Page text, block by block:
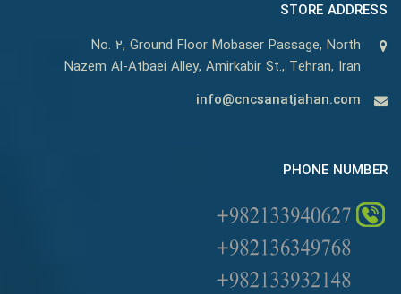
STORE ADDRESS
No. 2, Ground Floor Mobaser Passage, North
Nazem Al-Atbaei Alley, Amirkabir St., Tehran, Iran
info@cncsanatjahan.com
PHONE NUMBER